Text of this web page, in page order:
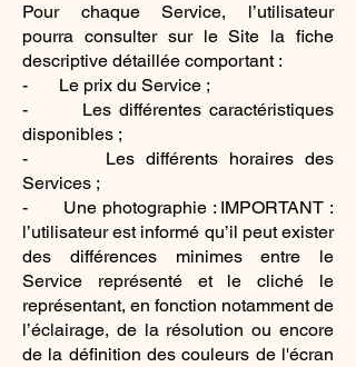
Pour chaque Service, l’utilisateur
pourra consulter sur le Site la fiche
descriptive détaillée comportant :
- Le prix du Service ;
- Les différentes caractéristiques
disponibles ;
- Les différents horaires des
Services ;
- Une photographie : IMPORTANT :
l’utilisateur est informé qu’il peut exister
des différences minimes entre le
Service représenté et le cliché le
représentant, en fonction notamment de
l’éclairage, de la résolution ou encore
de la définition des couleurs de l'écran